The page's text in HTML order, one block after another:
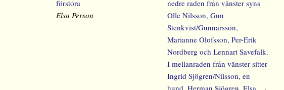
Elsa Person